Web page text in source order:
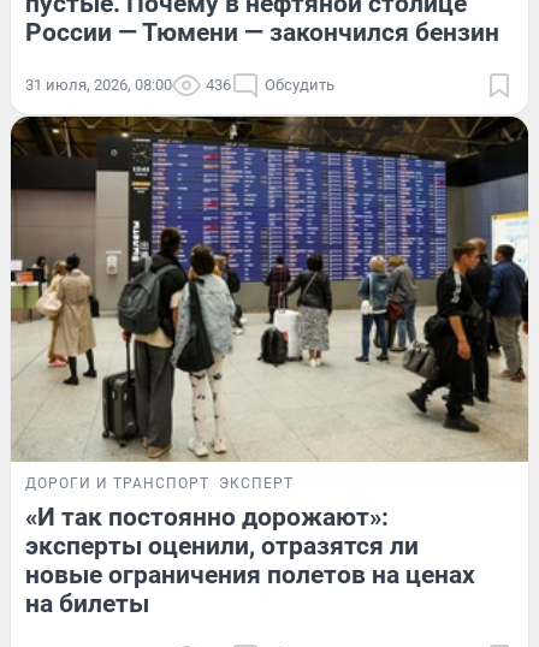
России — Тюмени — закончился бензин
31 июля, 2026, 08:00 436 Обсудить
ДОРОГИ И ТРАНСПОРТ ЭКСПЕРТ
«И так постоянно дорожают»:
эксперты оценили, отразятся ли
новые ограничения полетов на ценах
на билеты